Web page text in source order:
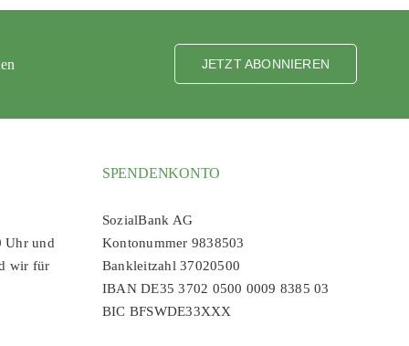
JETZT ABONNIEREN
Uhr und
wir für
SPENDENKONTO
SozialBank AG
Kontonummer 9838503
Bankleitzahl 37020500
IBAN DE35 3702 0500 0009 8385 03
BIC BFSWDE33XXX